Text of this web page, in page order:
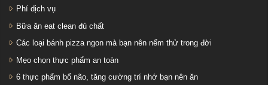
Phí dịch vụ
Bữa ăn eat clean đủ chất
Các loại bánh pizza ngon mà bạn nên nếm thử trong đời
Mẹo chọn thực phẩm an toàn
6 thực phẩm bổ não, tăng cường trí nhớ bạn nên ăn